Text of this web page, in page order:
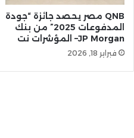
QNB مصر يحصد جائزة “جودة
المدفوعات 2025” من بنك
JP Morgan– المؤشرات نت
فبراير 18, 2026